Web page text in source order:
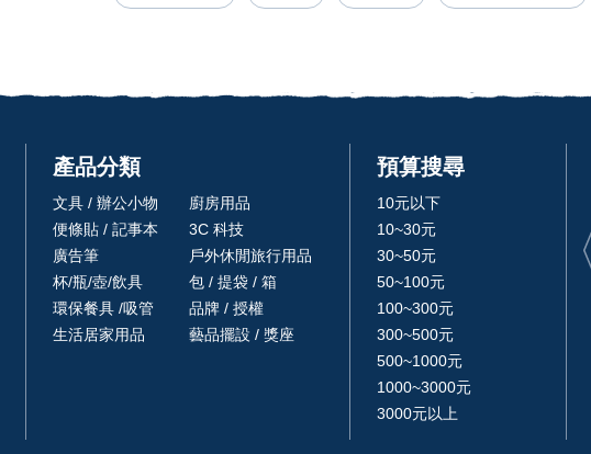
產品分類
文具 / 辦公小物
便條貼 / 記事本
廣告筆
杯/瓶/壺/飲具
環保餐具 /吸管
生活居家用品
廚房用品
3C 科技
戶外休閒旅行用品
包 / 提袋 / 箱
品牌 / 授權
藝品擺設 / 獎座
預算搜尋
10元以下
10~30元
30~50元
50~100元
100~300元
300~500元
500~1000元
1000~3000元
3000元以上